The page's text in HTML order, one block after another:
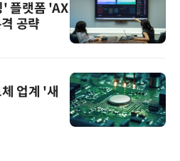
' 플랫폼 'AX
공략
업계 '새